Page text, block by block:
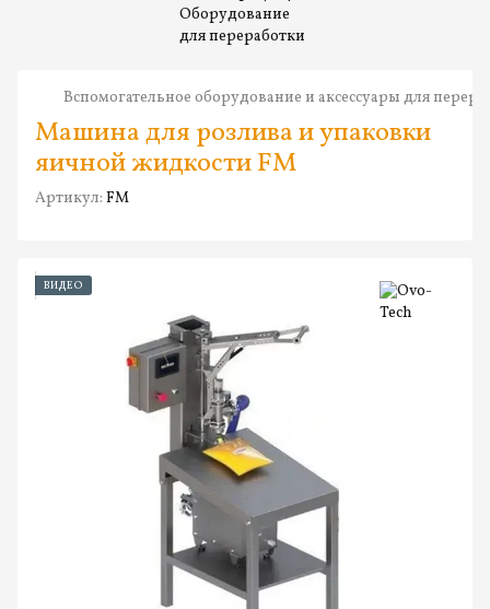
Вспомогательное оборудование и аксессуары для
Машина для розлива и упаковки
яичной жидкости FM
Артикул: FM
ВИДЕО